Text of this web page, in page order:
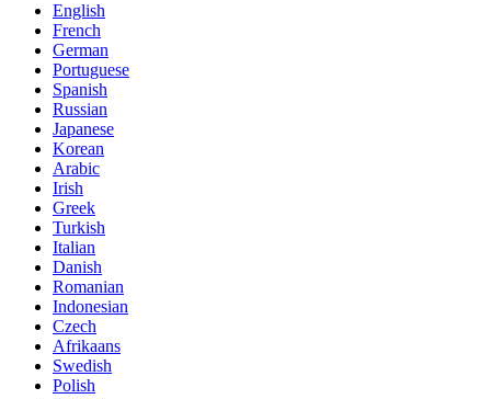
English
French
German
Portuguese
Spanish
Russian
Japanese
Korean
Arabic
Irish
Greek
Turkish
Italian
Danish
Romanian
Indonesian
Czech
Afrikaans
Swedish
Polish